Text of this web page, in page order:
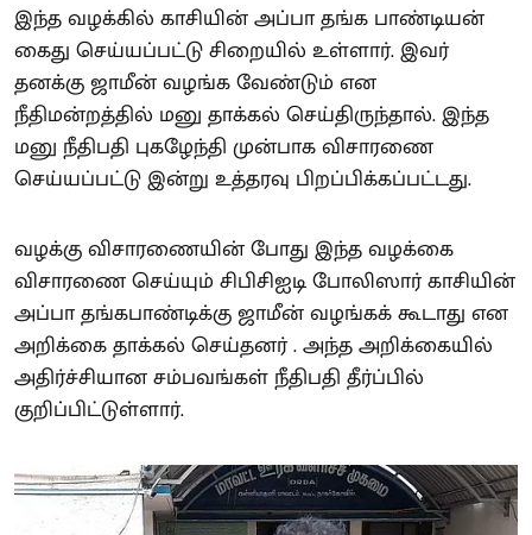
இந்த வழக்கில் காசியின் அப்பா தங்க பாண்டியன்
கைது செய்யப்பட்டு சிறையில் உள்ளார். இவர்
தனக்கு ஜாமீன் வழங்க வேண்டும் என
நீதிமன்றத்தில் மனு தாக்கல் செய்திருந்தால். இந்த
மனு நீதிபதி புகழேந்தி முன்பாக விசாரணை
செய்யப்பட்டு இன்று உத்தரவு பிறப்பிக்கப்பட்டது.
வழக்கு விசாரணையின் போது இந்த வழக்கை
விசாரணை செய்யும் சிபிசிஐடி போலிஸார் காசியின்
அப்பா தங்கபாண்டிக்கு ஜாமீன் வழங்கக் கூடாது என
அறிக்கை தாக்கல் செய்தனர் . அந்த அறிக்கையில்
அதிர்ச்சியான சம்பவங்கள் நீதிபதி தீர்ப்பில்
குறிப்பிட்டுள்ளார்.